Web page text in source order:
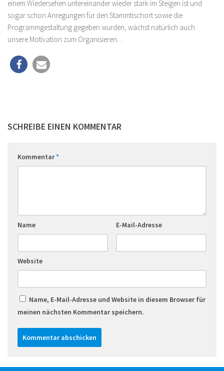
einem Wiedersehen untereinander wieder stark im Steigen ist und
sogar schon Anregungen für den Stammtischort sowie die
Programmgestaltung gegeben wurden, wächst natürlich auch
unsere Motivation zum Organisieren…
SCHREIBE EINEN KOMMENTAR
Kommentar*
Name E-Mail-Adresse
Website
Name, E-Mail-Adresse und Website in diesem Browser für
meinen nächsten Kommentar speichern.